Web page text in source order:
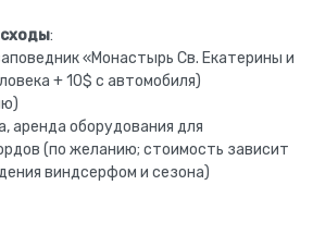
:
«Монастырь Св. Екатерины и
+ 10$ с автомобиля)
аренда оборудования для
(по желанию; стоимость зависит
виндсерфом и сезона)